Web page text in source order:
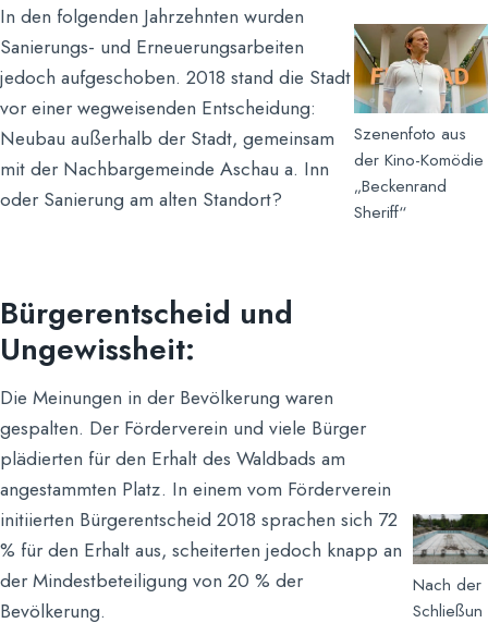
In den folgenden Jahrzehnten wurden
Sanierungs- und Erneuerungsarbeiten
jedoch aufgeschoben. 2018 stand die Stadt
vor einer wegweisenden Entscheidung:
Neubau außerhalb der Stadt, gemeinsam
mit der Nachbargemeinde Aschau a. Inn
oder Sanierung am alten Standort?
Szenenfoto aus
der Kino-Komödie
„Beckenrand
Sheriff“
Bürgerentscheid und
Ungewissheit:
Die Meinungen in der Bevölkerung waren
gespalten. Der Förderverein und viele Bürger
plädierten für den Erhalt des Waldbads am
angestammten Platz. In einem vom Förderverein
initiierten Bürgerentscheid 2018 sprachen sich 72
% für den Erhalt aus, scheiterten jedoch knapp an
der Mindestbeteiligung von 20 % der
Bevölkerung.
Nach der
Schließun